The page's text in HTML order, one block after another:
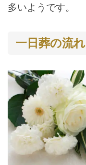
多いようです。
一日葬の流れ